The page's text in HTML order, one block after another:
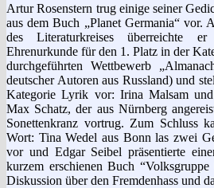
Artur Rosenstern trug einige seiner
aus dem Buch „Planet Germania“ vor.
des Literaturkreises überreichte
Ehrenurkunde für den 1. Platz in der
durchgeführten Wettbewerb
deutscher Autoren aus Russland) und
Kategorie Lyrik vor: Irina Malsam und
Max Schatz, der aus Nürnberg
Sonettenkranz vortrug. Zum Schluss
Wort: Tina Wedel aus Bonn las zwei
vor und Edgar Seibel präsentierte
kurzem erschienen Buch
Diskussion über den Fremdenhass und